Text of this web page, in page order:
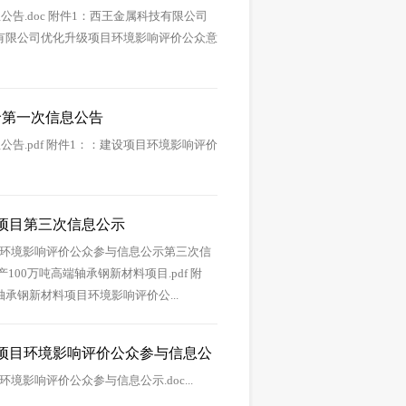
告.doc 附件1：西王金属科技有限公司
公司优化升级项目环境影响评价公众意
一次信息公告
告.pdf 附件1：：建设项目环境影响评价
目第三次信息公示
境影响评价公众参与信息公示第三次信
100万吨高端轴承钢新材料项目.pdf 附
钢新材料项目环境影响评价公...
目环境影响评价公众参与信息公
境影响评价公众参与信息公示.doc...